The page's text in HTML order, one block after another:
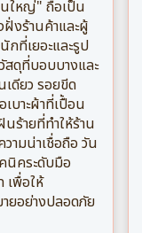
นใหญ่" ถือเป็น
ฝั่งร้านค้าและผู้
กที่เยอะและรูป
สดุที่บอบบางและ
ดียว รอยขีด
บาะผ้าที่เปื้อน
ร้ายที่ทำให้ร้าน
ามน่าเชื่อถือ วัน
นิคระดับมือ
เพื่อให้
ยอย่างปลอดภัย